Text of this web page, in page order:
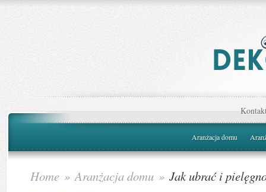
Aranżacja domu
Home » Aranżacja domu » Jak ubrać i